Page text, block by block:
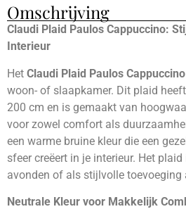
Omschrijving
Claudi Plaid Paulos Cappuccino:
Interieur
Het Claudi Plaid Paulos Cappuccino
woon- of slaapkamer. Dit plaid
200 cm en is gemaakt van
voor zowel comfort als
een warme bruine kleur die een
sfeer creëert in je interieur. Het
avonden of als stijlvolle toevoeging
Neutrale Kleur voor Makkelijk